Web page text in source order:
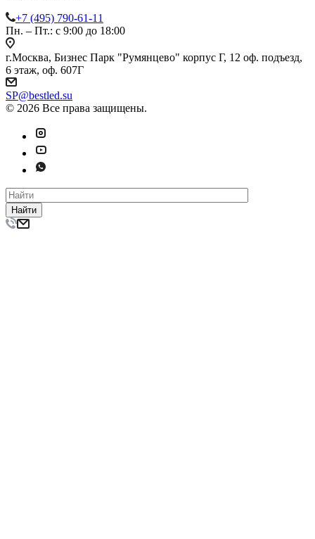
+7 (495) 790-61-11
Пн. – Пт.: с 9:00 до 18:00
г.Москва, Бизнес Парк "Румянцево" корпус Г, 12 оф. подъезд,
6 этаж, оф. 607Г
SP@bestled.su
© 2026 Все права защищены.
Найти